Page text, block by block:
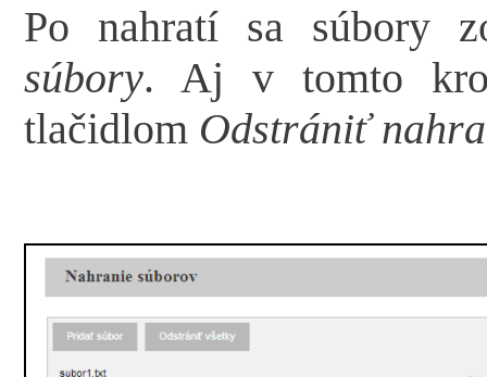
Po nahratí sa súbory
súbory. Aj v tomto
tlačidlom Odstrániť